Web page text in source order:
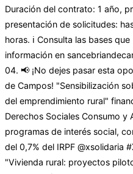
Duración del contrato: 1 año,
presentación de solicitudes:
horas. ℹ️ Consulta las bases
información en
04. 📢 ¡No dejes pasar esta
de Campos! "Sensibilización
del emprendimiento rural"
Derechos Sociales Consumo
programas de interés social,
del 0,7% del IRPF @xsolidaria
"Vivienda rural: proyectos